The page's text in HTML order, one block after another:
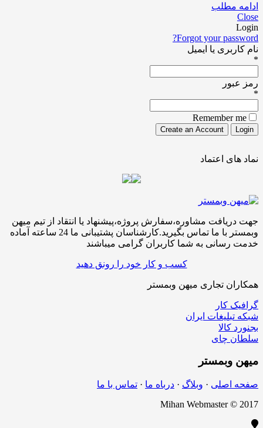
ادامه مطلب
Close
Login
Forgot your password?
نام کاربری یا ایمیل
*
رمز عبور
*
Remember me
نماد های اعتماد
جهت دریافت مشاوره،سفارش پروژه،پیشنهاد یا انتقاد از تیم میهن
وبمستر با ما تماس بگیرید.کارشناسان پشتیبانی ما 24 ساعته آماده
خدمت رسانی به شما کاربران گرامی میباشند
کسب و کار خود را رونق دهید
همکاران تجاری میهن وبمستر
گرافیک کار
شبکه تبلیغات ایران
بجنورد کالا
سلطان چای
میهن وبمستر
صفحه اصلی · وبلاگ · درباه ما · تماس با ما
Mihan Webmaster © 2017